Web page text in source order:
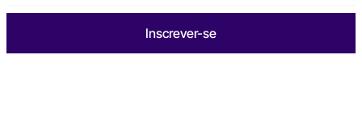
Inscrever-se